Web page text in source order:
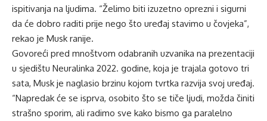
ispitivanja na ljudima. “Želimo biti izuzetno oprezni i sigurni
da će dobro raditi prije nego što uređaj stavimo u čovjeka”,
rekao je Musk ranije.
Govoreći pred mnoštvom odabranih uzvanika na prezentaciji
u sjedištu Neuralinka 2022. godine, koja je trajala gotovo tri
sata, Musk je naglasio brzinu kojom tvrtka razvija svoj uređaj.
“Napredak će se isprva, osobito što se tiče ljudi, možda činiti
strašno sporim, ali radimo sve kako bismo ga paralelno